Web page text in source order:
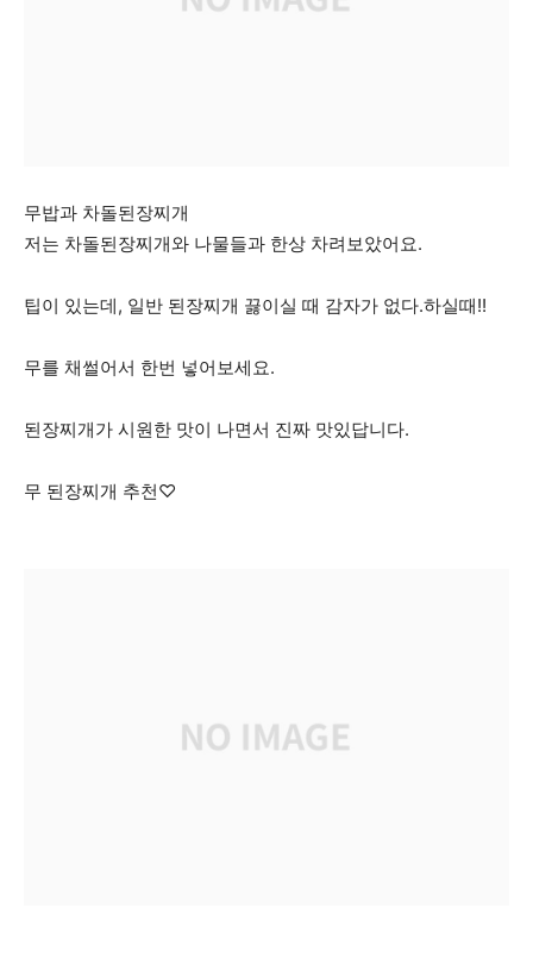
무밥과 차돌된장찌개
저는 차돌된장찌개와 나물들과 한상 차려보았어요.
팁이 있는데, 일반 된장찌개 끓이실 때 감자가 없다.하실때!!
무를 채썰어서 한번 넣어보세요.
된장찌개가 시원한 맛이 나면서 진짜 맛있답니다.
무 된장찌개 추천♡